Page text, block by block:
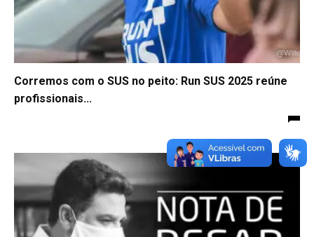
Corremos com o SUS no peito: Run SUS 2025 reúne
profissionais...